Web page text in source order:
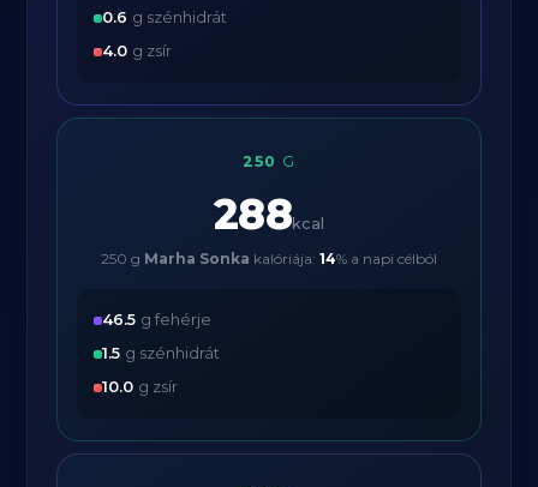
0.6 g szénhidrát
4.0 g zsír
250 G
288kcal
250 g Marha Sonka kalóriája: 14% a napi célból
46.5 g fehérje
1.5 g szénhidrát
10.0 g zsír